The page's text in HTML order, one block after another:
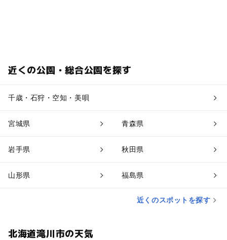
近くの公園・総合公園を探す
千歳・石狩・空知・美唄
宮城県 青森県
岩手県 秋田県
山形県 福島県
近くのスポットを探す
北海道滝川市の天気